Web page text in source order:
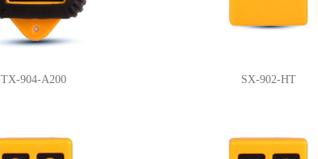
TX-904-A200 SX-902-HT